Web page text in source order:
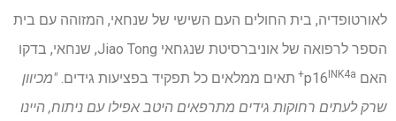
לאורטופדיה, בית החולים העם השישי של שנחאי, המזוהה עם בית
הספר לרפואה של אוניברסיטת שנגחאי Jiao Tong, שנחאי, בדקו
האם p16 INK4a+ תאים ממלאים כל תפקיד בפציעות גידים."מכיוון
שרק לעתים רחוקות גידים מתרפאים היטב אפילו עם ניתוח, היינו